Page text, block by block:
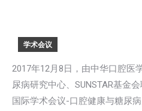
学术会议
2017年12月8日，由中华口腔医
尿病研究中心、SUNSTAR基金
国际学术会议-口腔健康与糖尿